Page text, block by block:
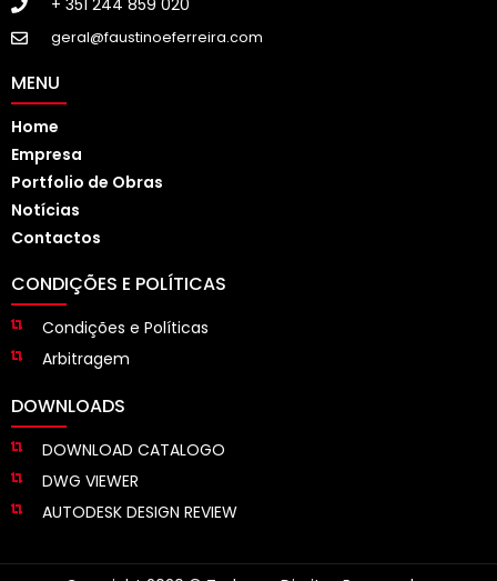
+ 351 244 859 020
geral@faustinoeferreira.com
MENU
Home
Empresa
Portfolio de Obras
Notícias
Contactos
CONDIÇÕES E POLÍTICAS
Condições e Políticas
Arbitragem
DOWNLOADS
DOWNLOAD CATALOGO
DWG VIEWER
AUTODESK DESIGN REVIEW